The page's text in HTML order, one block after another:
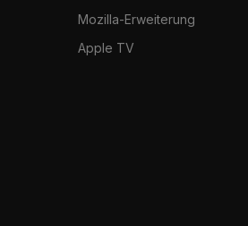
Mozilla-Erweiterung
Apple TV